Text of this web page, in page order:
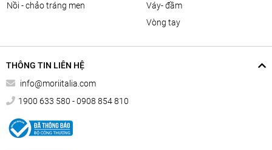
nồi - chảo tráng men
váy- đầm
vòng tay
THÔNG TIN LIÊN HỆ
info@moriitalia.com
1900 633 580 - 0908 854 810